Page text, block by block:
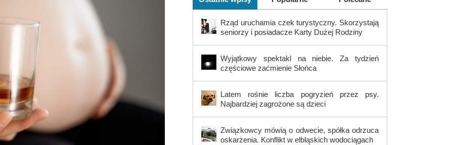
Rząd uruchamia czek turystyczny. Skorzystają
seniorzy i posiadacze Karty Dużej Rodziny
Wyjątkowy spektakl na niebie. Za tydzień
częściowe zaćmienie Słońca
Latem rośnie liczba pogryzień przez psy.
Najbardziej zagrożone są dzieci
Związkowcy mówią o odwecie, spółka odrzuca
oskarżenia. Konflikt w elbląskich wodociągach